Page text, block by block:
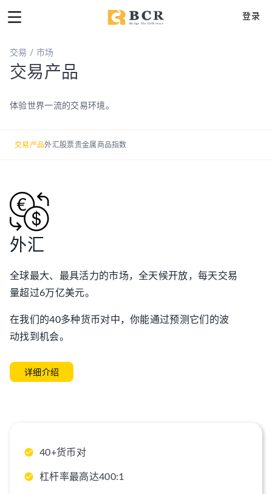
登录
交易 / 市场
交易产品
体验世界一流的交易环境。
交易产品外汇股票贵金属商品指数
外汇
全球最大、最具活力的市场，全天候开放，每天交易
量超过6万亿美元。
在我们的40多种货币对中，你能通过预测它们的波
动找到机会。
详细介绍
40+货币对
杠杆率最高达400:1